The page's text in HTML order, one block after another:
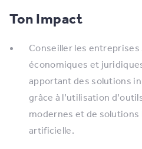
Ton Impact
Conseiller les
économiques et
apportant des solutions
grâce à l’utilisation
modernes et de solutions
artificielle.